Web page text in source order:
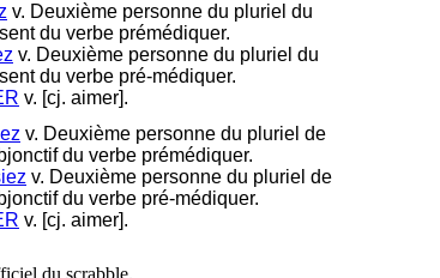
v. Deuxième personne du pluriel du
du verbe prémédiquer.
v. Deuxième personne du pluriel du
du verbe pré-médiquer.
v. [cj. aimer].
v. Deuxième personne du pluriel de
du verbe prémédiquer.
v. Deuxième personne du pluriel de
du verbe pré-médiquer.
v. [cj. aimer].
du scrabble.